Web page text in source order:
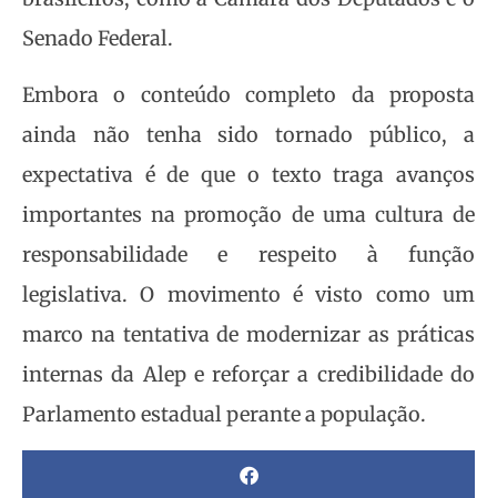
Senado Federal.
Embora o conteúdo completo da proposta
ainda não tenha sido tornado público, a
expectativa é de que o texto traga avanços
importantes na promoção de uma cultura de
responsabilidade e respeito à função
legislativa. O movimento é visto como um
marco na tentativa de modernizar as práticas
internas da Alep e reforçar a credibilidade do
Parlamento estadual perante a população.